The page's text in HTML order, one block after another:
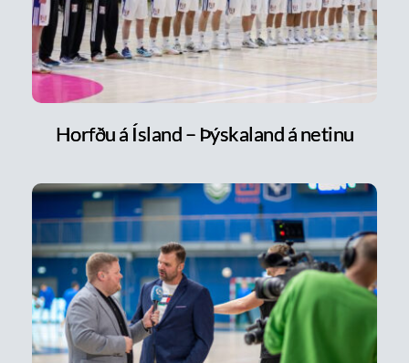
Horfðu á Ísland – Þýskaland á netinu